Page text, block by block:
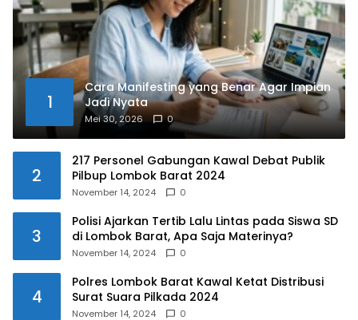
1
Cara Manifesting yang Benar Agar Impian
Jadi Nyata
Mei 30, 2026 0
2
217 Personel Gabungan Kawal Debat Publik
Pilbup Lombok Barat 2024
November 14, 2024 0
3
Polisi Ajarkan Tertib Lalu Lintas pada Siswa SD
di Lombok Barat, Apa Saja Materinya?
November 14, 2024 0
4
Polres Lombok Barat Kawal Ketat Distribusi
Surat Suara Pilkada 2024
November 14, 2024 0